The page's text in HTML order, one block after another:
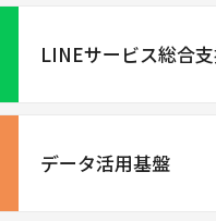
LINEサービス総合
データ活用基盤